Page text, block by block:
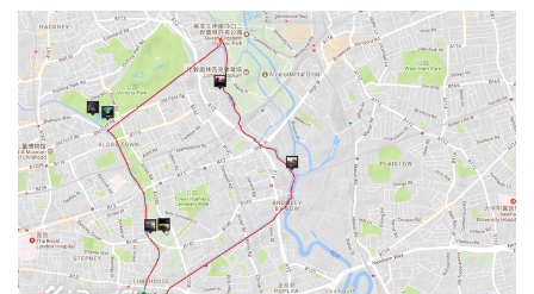
视
频
用
户
精
选
运